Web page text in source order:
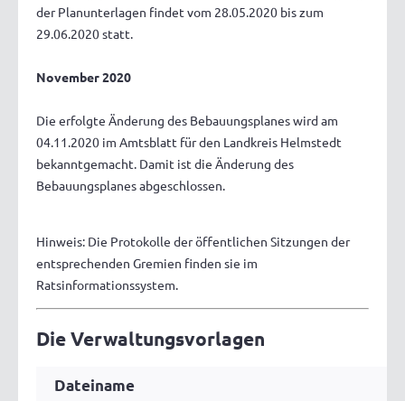
der Planunterlagen findet vom 28.05.2020 bis zum
29.06.2020 statt.
November 2020
Die erfolgte Änderung des Bebauungsplanes wird am
04.11.2020 im Amtsblatt für den Landkreis Helmstedt
bekanntgemacht. Damit ist die Änderung des
Bebauungsplanes abgeschlossen.
Hinweis: Die Protokolle der öffentlichen Sitzungen der
entsprechenden Gremien finden sie im
Ratsinformationssystem.
Die Verwaltungsvorlagen
Dateiname